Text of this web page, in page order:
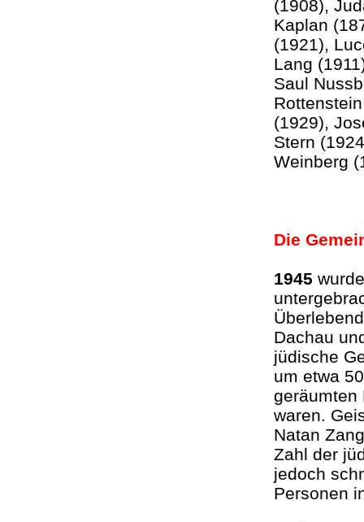
(1908),
Kaplan
(1921),
Lang
Saul
(1929),
Stern
Weinberg
Die
1945
Dachau
jüdische
um etwa
geräumten
waren.
Natan
Zahl der
jedoch
Personen